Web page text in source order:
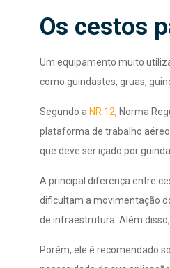
Os cestos
Um equipamento muito
como guindastes, gruas,
Segundo a NR 12, Norma
plataforma de trabalho
que deve ser içado por
A principal diferença entre
dificultam a movimentação
de infraestrutura. Além
Porém, ele é recomendado